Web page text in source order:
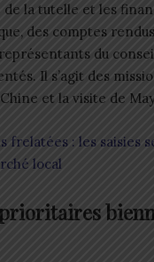
de la tutelle et les
des comptes
du
Il s’agit des
et la visite de
frelatées : les saisies
local